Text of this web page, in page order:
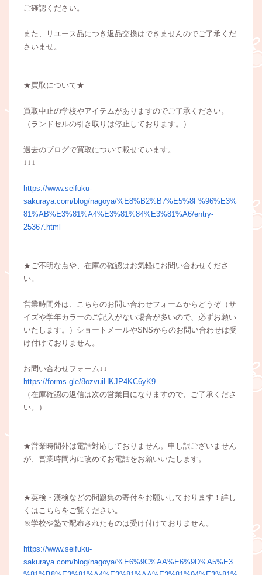
ご確認ください。
また、リユース品につき返品交換はできませんのでご了承くだ
さいませ。
★買取について★
買取中止の学校やアイテムがありますのでご了承ください。
（ランドセルの引き取りは停止しております。）
過去のブログで買取について載せています。
↓↓↓
https://www.seifuku-
sakuraya.com/blog/nagoya/%E8%B2%B7%E5%8F%96%E3%
81%AB%E3%81%A4%E3%81%84%E3%81%A6/entry-
25367.html
★ご不明な点や、在庫の確認はお気軽にお問い合わせくださ
い。
営業時間外は、こちらのお問い合わせフォームからどうぞ（サ
イズや学年カラーのご記入がない場合が多いので、必ずお願い
いたします。）ショートメールやSNSからのお問い合わせは受
け付けておりません。
お問い合わせフォーム↓↓
https://forms.gle/8ozvuiHKJP4KC6yK9
（在庫確認の返信は次の営業日になりますので、ご了承くださ
い。）
★営業時間外は電話対応しておりません。申し訳ございません
が、営業時間内に改めてお電話をお願いいたします。
★英検・漢検などの問題集の寄付をお願いしております！詳し
くはこちらをご覧ください。
※学校や塾で配布されたものは受け付けておりません。
https://www.seifuku-
sakuraya.com/blog/nagoya/%E6%9C%AA%E6%9D%A5%E3